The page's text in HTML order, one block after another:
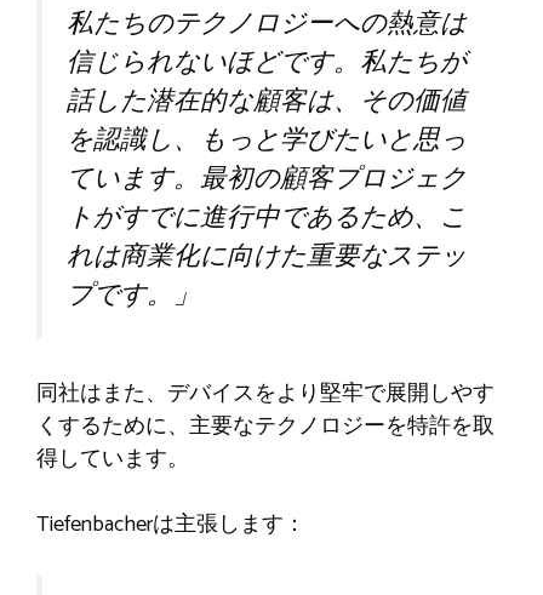
私たちのテクノロジーへの熱意は
信じられないほどです。私たちが
話した潜在的な顧客は、その価値
を認識し、もっと学びたいと思っ
ています。最初の顧客プロジェク
トがすでに進行中であるため、こ
れは商業化に向けた重要なステッ
プです。」
同社はまた、デバイスをより堅牢で展開しやす
くするために、主要なテクノロジーを特許を取
得しています。
Tiefenbacherは主張します：